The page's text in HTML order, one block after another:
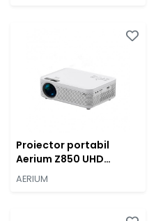
Proiector portabil
Aerium Z850 UHD
HiSilicon Wi-Fi
AERIUM